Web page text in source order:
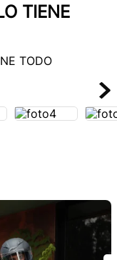
TIENE
TODO